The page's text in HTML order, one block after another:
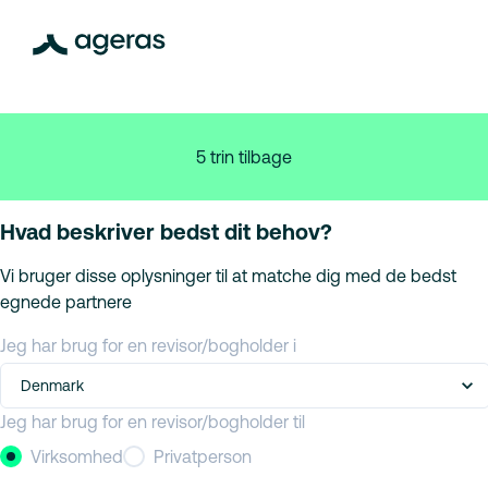
5 trin tilbage
Hvad beskriver bedst dit behov?
Vi bruger disse oplysninger til at matche dig med de bedst
egnede partnere
Jeg har brug for en revisor/bogholder i
Denmark
Jeg har brug for en revisor/bogholder til
Virksomhed
Privatperson